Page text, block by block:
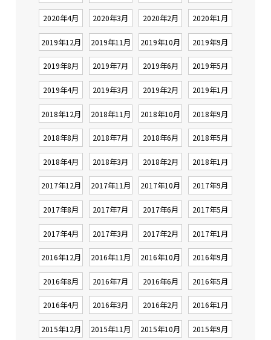
2020年4月 2020年3月 2020年2月 2020年1月
2019年12月 2019年11月 2019年10月 2019年9月
2019年8月 2019年7月 2019年6月 2019年5月
2019年4月 2019年3月 2019年2月 2019年1月
2018年12月 2018年11月 2018年10月 2018年9月
2018年8月 2018年7月 2018年6月 2018年5月
2018年4月 2018年3月 2018年2月 2018年1月
2017年12月 2017年11月 2017年10月 2017年9月
2017年8月 2017年7月 2017年6月 2017年5月
2017年4月 2017年3月 2017年2月 2017年1月
2016年12月 2016年11月 2016年10月 2016年9月
2016年8月 2016年7月 2016年6月 2016年5月
2016年4月 2016年3月 2016年2月 2016年1月
2015年12月 2015年11月 2015年10月 2015年9月